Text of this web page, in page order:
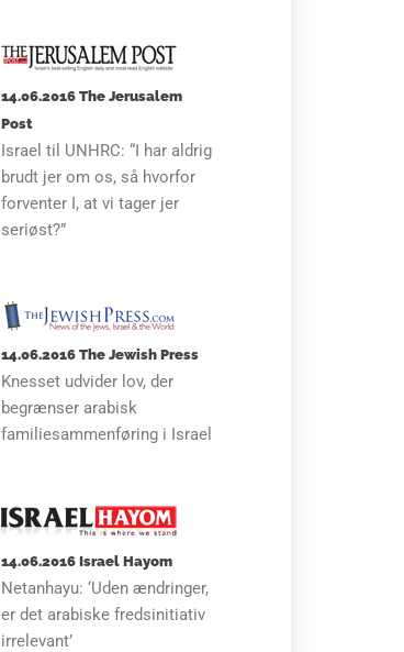
14.06.2016 The Jerusalem
Post
Israel til UNHRC: “I har aldrig
brudt jer om os, så hvorfor
forventer I, at vi tager jer
seriøst?”
14.06.2016 The Jewish Press
Knesset udvider lov, der
begrænser arabisk
familiesammenføring i Israel
14.06.2016 Israel Hayom
Netanhayu: ‘Uden ændringer,
er det arabiske fredsinitiativ
irrelevant’